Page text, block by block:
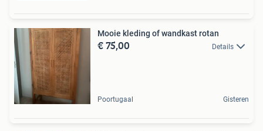
Mooie kleding of wandkast rotan
€ 75,00 Details
Poortugaal Gisteren